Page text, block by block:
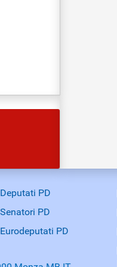
PD
PD
PD